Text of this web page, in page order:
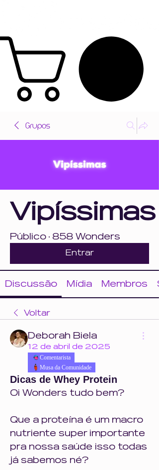
Grupos
Vipíssimas
Público · 858 Wonders
Entrar
Discussão Mídia Membros
Voltar
Deborah Biela
12 de abril de 2025
Comentarista
Musa da Comunidade
Dicas de Whey Protein
Oi Wonders tudo bem?
Que a proteína é um macro
nutriente super importante
pra nossa saúde isso todas
já sabemos né?